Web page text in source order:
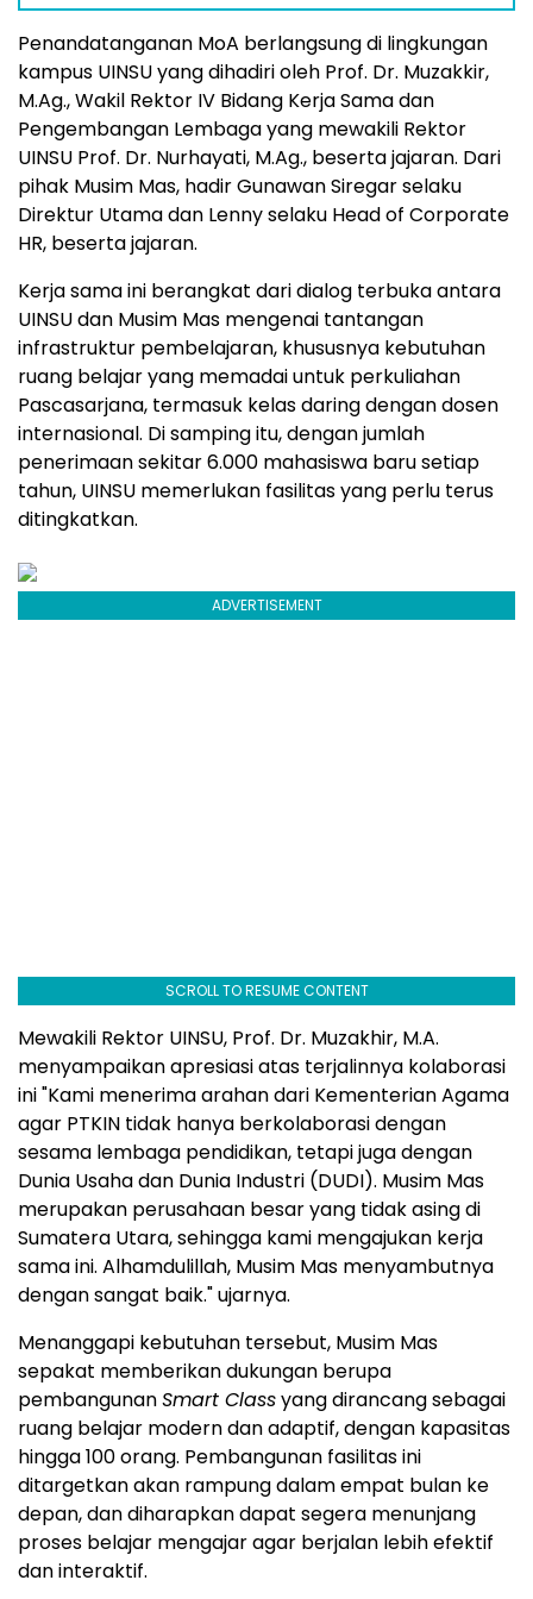
Penandatanganan MoA berlangsung di lingkungan
kampus UINSU yang dihadiri oleh Prof. Dr. Muzakkir,
M.Ag., Wakil Rektor IV Bidang Kerja Sama dan
Pengembangan Lembaga yang mewakili Rektor
UINSU Prof. Dr. Nurhayati, M.Ag., beserta jajaran. Dari
pihak Musim Mas, hadirGunawan Siregarselaku
Direktur Utama dan Lenny selaku Head of Corporate
HR, beserta jajaran.
Kerja sama ini berangkat dari dialog terbuka antara
UINSU dan Musim Mas mengenai tantangan
infrastruktur pembelajaran, khususnya kebutuhan
ruang belajar yang memadai untuk perkuliahan
Pascasarjana, termasuk kelas daring dengan dosen
internasional. Di samping itu, dengan jumlah
penerimaan sekitar 6.000 mahasiswa baru setiap
tahun, UINSU memerlukan fasilitas yang perlu terus
ditingkatkan.
ADVERTISEMENT
SCROLL TO RESUME CONTENT
Mewakili Rektor UINSU, Prof. Dr. Muzakhir, M.A.
menyampaikan apresiasi atas terjalinnya kolaborasi
ini "Kami menerima arahan dari Kementerian Agama
agar PTKIN tidak hanya berkolaborasi dengan
sesama lembaga pendidikan, tetapi juga dengan
Dunia Usahadan Dunia Industri (DUDI). Musim Mas
merupakan perusahaan besar yang tidak asing di
Sumatera Utara, sehingga kami mengajukan kerja
sama ini. Alhamdulillah, Musim Mas menyambutnya
dengan sangat baik." ujarnya.
Menanggapi kebutuhan tersebut, Musim Mas
sepakat memberikan dukungan berupa
pembangunanSmart Classyang dirancang sebagai
ruang belajar modern dan adaptif, dengan kapasitas
hingga 100 orang. Pembangunan fasilitas ini
ditargetkan akan rampung dalam empat bulan ke
depan, dan diharapkan dapat segera menunjang
proses belajar mengajar agar berjalan lebih efektif
dan interaktif.